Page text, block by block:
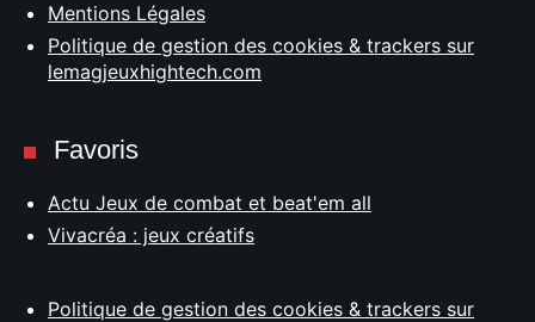
Mentions Légales
Politique de gestion des cookies & trackers sur
lemagjeuxhightech.com
Favoris
Actu Jeux de combat et beat'em all
Vivacréa : jeux créatifs
Politique de gestion des cookies & trackers sur